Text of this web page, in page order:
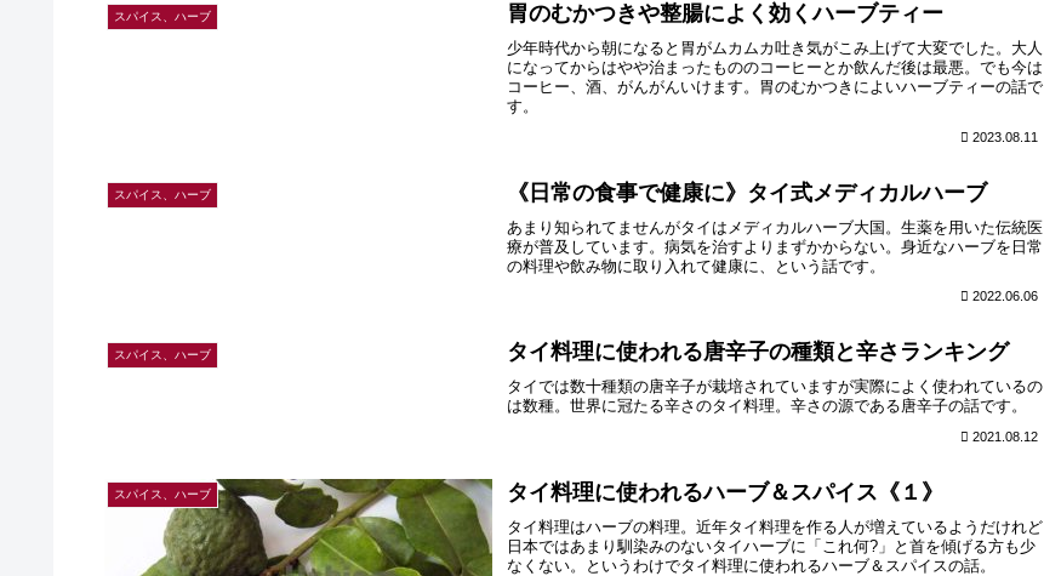
スパイス、ハーブ 胃のむかつきや整腸によく効くハーブティー
少年時代から朝になると胃がムカムカ吐き気がこみ上げて大変でした。大人
になってからはやや治まったもののコーヒーとか飲んだ後は最悪。でも今は
コーヒー、酒、がんがんいけます。胃のむかつきによいハーブティーの話で
す。
2023.08.11
スパイス、ハーブ 《日常の食事で健康に》タイ式メディカルハーブ
あまり知られてませんがタイはメディカルハーブ大国。生薬を用いた伝統医
療が普及しています。病気を治すよりまずかからない。身近なハーブを日常
の料理や飲み物に取り入れて健康に、という話です。
2022.06.06
スパイス、ハーブ タイ料理に使われる唐辛子の種類と辛さランキング
タイでは数十種類の唐辛子が栽培されていますが実際によく使われているの
は数種。世界に冠たる辛さのタイ料理。辛さの源である唐辛子の話です。
2021.08.12
スパイス、ハーブ タイ料理に使われるハーブ＆スパイス《１》
タイ料理はハーブの料理。近年タイ料理を作る人が増えているようだけれど
日本ではあまり馴染みのないタイハーブに「これ何?」と首を傾げる方も少
なくない。というわけでタイ料理に使われるハーブ＆スパイスの話。